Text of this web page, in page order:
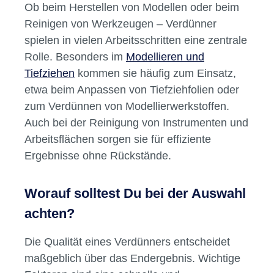
Ob beim Herstellen von Modellen oder beim
Reinigen von Werkzeugen – Verdünner
spielen in vielen Arbeitsschritten eine zentrale
Rolle. Besonders im Modellieren und
Tiefziehen kommen sie häufig zum Einsatz,
etwa beim Anpassen von Tiefziehfolien oder
zum Verdünnen von Modellierwerkstoffen.
Auch bei der Reinigung von Instrumenten und
Arbeitsflächen sorgen sie für effiziente
Ergebnisse ohne Rückstände.
Worauf solltest Du bei der Auswahl
achten?
Die Qualität eines Verdünners entscheidet
maßgeblich über das Endergebnis. Wichtige